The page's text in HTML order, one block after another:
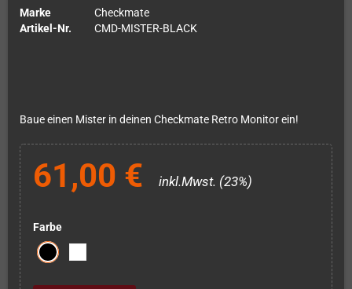
Marke
Checkmate
Artikel-Nr.
CMD-MISTER-BLACK
Baue einen Mister in deinen Checkmate Retro Monitor ein!
61,00 € inkl.Mwst. (23%)
Farbe